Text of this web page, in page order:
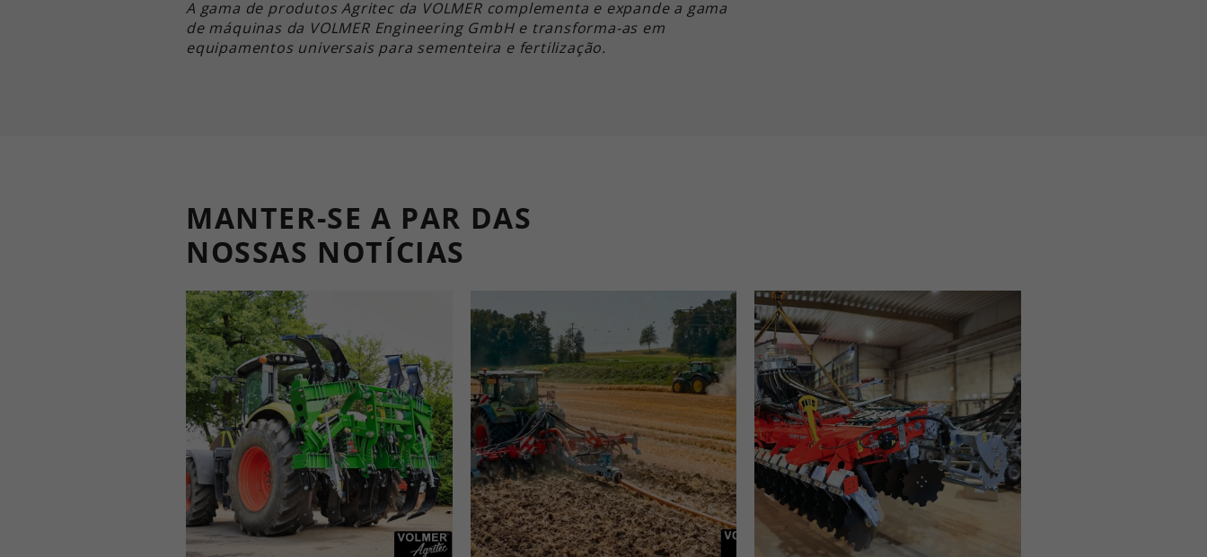
A gama de produtos Agritec da VOLMER complementa e expande a gama
de máquinas da VOLMER Engineering GmbH e transforma-as em
equipamentos universais para sementeira e fertilização.
MANTER-SE A PAR DAS
NOSSAS NOTÍCIAS